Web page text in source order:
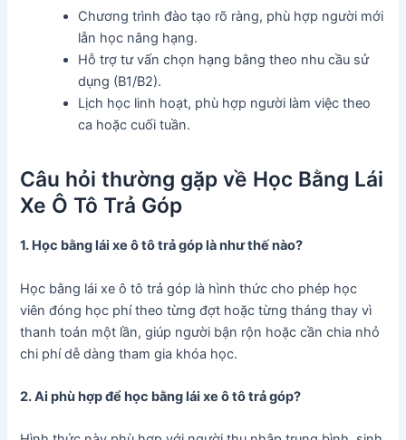
Chương trình đào tạo rõ ràng, phù hợp người mới
lẫn học nâng hạng.
Hỗ trợ tư vấn chọn hạng bằng theo nhu cầu sử
dụng (B1/B2).
Lịch học linh hoạt, phù hợp người làm việc theo
ca hoặc cuối tuần.
Câu hỏi thường gặp về Học Bằng Lái
Xe Ô Tô Trả Góp
1. Học bằng lái xe ô tô trả góp là như thế nào?
Học bằng lái xe ô tô trả góp là hình thức cho phép học
viên đóng học phí theo từng đợt hoặc từng tháng thay vì
thanh toán một lần, giúp người bận rộn hoặc cần chia nhỏ
chi phí dễ dàng tham gia khóa học.
2. Ai phù hợp để học bằng lái xe ô tô trả góp?